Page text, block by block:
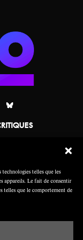
telles que les
appareils. Le fait de consentir
telles que le comportement de